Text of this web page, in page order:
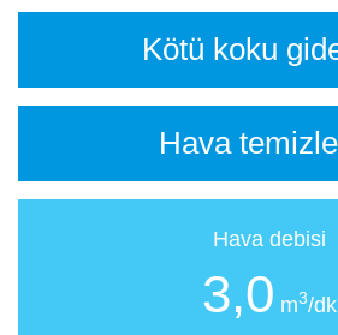
Kötü koku
Hava
Hava debisi
3,0 m3/dk